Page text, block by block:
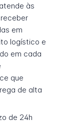
às
em
logístico e
em cada
que
de alta
de 24h